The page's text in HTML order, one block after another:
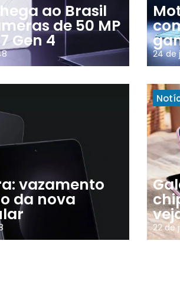
ao Brasil
de 50 MP
Gen 4
24 de
vazamento
da nova
22 de